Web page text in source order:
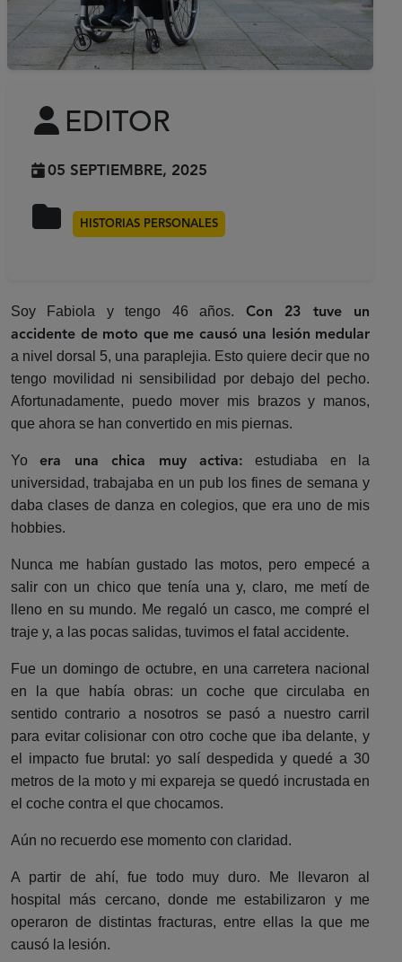
EDITOR
05 SEPTIEMBRE, 2025
HISTORIAS PERSONALES
Soy Fabiola y tengo 46 años. Con 23 tuve un
accidente de moto que me causó una lesión medular
a nivel dorsal 5, una paraplejia. Esto quiere decir que no
tengo movilidad ni sensibilidad por debajo del pecho.
Afortunadamente, puedo mover mis brazos y manos,
que ahora se han convertido en mis piernas.
Yoera una chica muy activa: estudiaba en la
universidad, trabajaba en un pub los fines de semana y
daba clases de danza en colegios, que era uno de mis
hobbies.
Nunca me habían gustado las motos, pero empecé a
salir con un chico que tenía una y, claro, me metí de
lleno en su mundo. Me regaló un casco, me compré el
traje y, a las pocas salidas, tuvimos el fatal accidente.
Fue un domingo de octubre, en una carretera nacional
en la que había obras: un coche que circulaba en
sentido contrario a nosotros se pasó a nuestro carril
para evitar colisionar con otro coche que iba delante, y
el impacto fue brutal: yo salí despedida y quedé a 30
metros de la moto y mi expareja se quedó incrustada en
el coche contra el que chocamos.
Aún no recuerdo ese momento con claridad.
A partir de ahí, fue todo muy duro. Me llevaron al
hospital más cercano, donde me estabilizaron y me
operaron de distintas fracturas, entre ellas la que me
causó la lesión.